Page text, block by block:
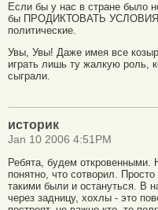
Если бы у нас в стране было
бы ПРОДИКТОВАТЬ УСЛОВИЯ.
политические.
Увы, Увы! Даже имея все
играть лишь ту жалкую роль,
сыграли.
историк
Jan 10 2006 4:51PM
Ребята, будем откровенными.
понятно, что сотворил.
такими были и остануться. В
через задницу, хохлы - это